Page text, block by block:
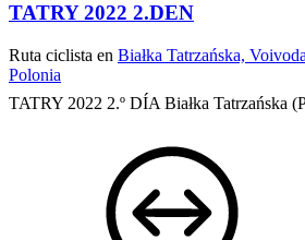
TATRY 2022 2.DEN
Ruta ciclista en Białka Tatrzańska,
Polonia
TATRY 2022 2.º DÍA Białka Tatrzańska